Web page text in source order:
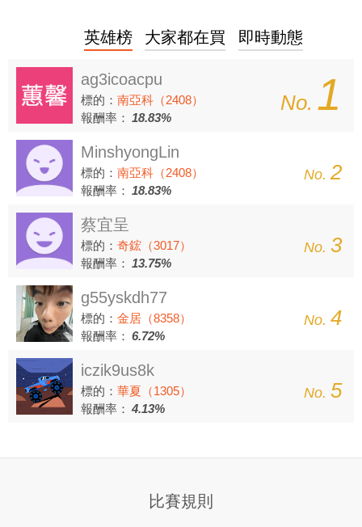
英雄榜
ag3icoacpu
標的： 南亞科（2408）
報酬率： 18.83%
No. 1
MinshyongLin
標的： 南亞科（2408）
報酬率： 18.83%
No. 2
蔡宜呈
標的： 奇鋐（3017）
報酬率： 13.75%
No. 3
g55yskdh77
標的： 金居（8358）
報酬率： 6.72%
No. 4
iczik9us8k
標的： 華夏（1305）
報酬率： 4.13%
No. 5
大家都在買 即時動態
比賽規則